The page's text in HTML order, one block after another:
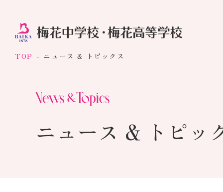
TOP ニュース & トピックス
ニュース & トピッ